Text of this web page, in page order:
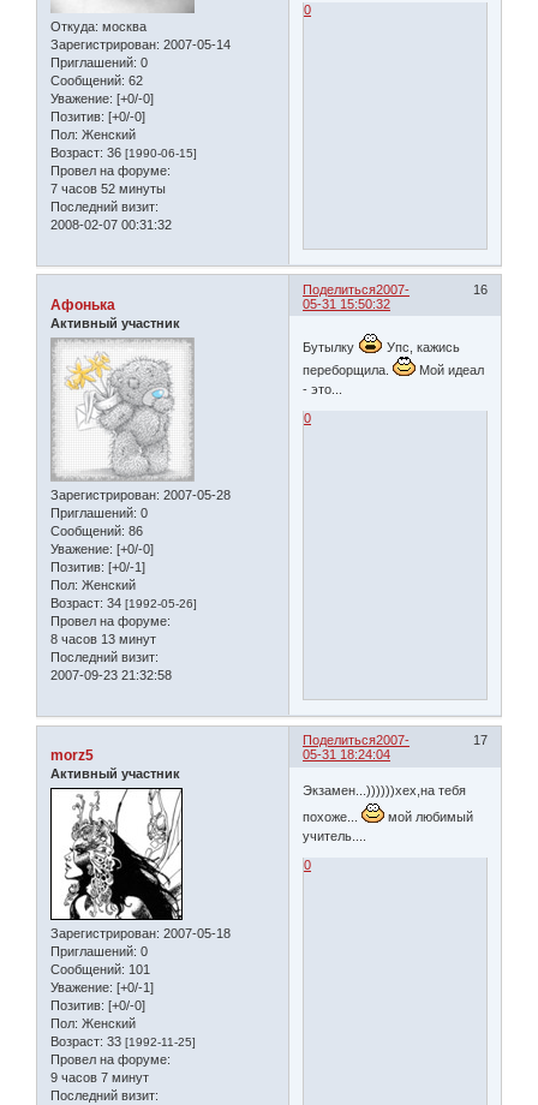
Откуда: москва
Зарегистрирован: 2007-05-14
Приглашений: 0
Сообщений: 62
Уважение: [+0/-0]
Позитив: [+0/-0]
Пол: Женский
Возраст: 36 [1990-06-15]
Провел на форуме:
7 часов 52 минуты
Последний визит:
2008-02-07 00:31:32
0
Поделиться 16
2007-
05-31 15:50:32
Афонька
Активный участник
Зарегистрирован: 2007-05-28
Приглашений: 0
Сообщений: 86
Уважение: [+0/-0]
Позитив: [+0/-1]
Пол: Женский
Возраст: 34 [1992-05-26]
Провел на форуме:
8 часов 13 минут
Последний визит:
2007-09-23 21:32:58
Бутылку
Упс, кажись
переборщила.
Мой идеал
- это...
0
Поделиться 17
2007-
05-31 18:24:04
morz5
Активный участник
Зарегистрирован: 2007-05-18
Приглашений: 0
Сообщений: 101
Уважение: [+0/-1]
Позитив: [+0/-0]
Пол: Женский
Возраст: 33 [1992-11-25]
Провел на форуме:
9 часов 7 минут
Последний визит:
Экзамен...))))))хех,на тебя
похоже...
мой любимый
учитель....
0